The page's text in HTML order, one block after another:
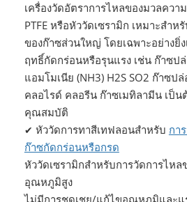
เครื่องวัดอัตราการไหลของมวลคว
PTFE หรือหัววัดเซรามิก เหมาะสำห
ของก๊าซส่วนใหญ่ โดยเฉพาะอย่างยิ่
ฤทธิ์กัดกร่อนหรือรุนแรง เช่น ก๊าซป
แอมโมเนีย (NH3) H2S SO2 ก๊าซป
คลอไรด์ คลอรีน ก๊าซเมทิลามีน เป็น
คุณสมบัติ
✔ หัววัดการทาสีเทฟลอนสำหรับ กา
ก๊าซกัดกร่อนหรือกรด
หัววัดเซรามิกสำหรับการวัดการไห
อุณหภูมิสูง